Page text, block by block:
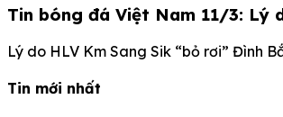
Tin bóng đá Việt Nam 11/3: Lý
Lý do HLV Km Sang Sik “bỏ rơi” Đình
Tin mới nhất